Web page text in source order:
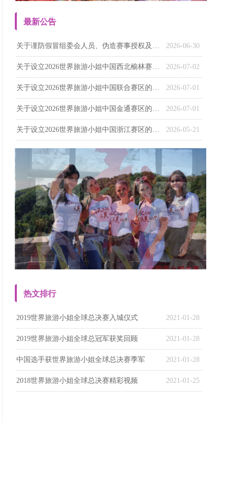
最新公告
2026-06-30
关于谨防假冒组委会人员、伪造赛事授权及虚假选手身份的严正声明
2026-07-02
关于设立2026世界旅游小姐中国西北榆林赛区的 通知
2026-07-01
关于设立2026世界旅游小姐中国联合赛区的通知
2026-07-01
关于设立2026世界旅游小姐中国金通赛区的通知
2026-05-21
关于设立2026世界旅游小姐中国浙江赛区的通知
热文排行
2021-01-28
2019世界旅游小姐全球总决赛入城仪式
2021-01-28
2019世界旅游小姐全球总冠军获奖回顾
2021-01-28
中国选手获世界旅游小姐全球总决赛季军
2021-01-25
2018世界旅游小姐全球总决赛精彩视频